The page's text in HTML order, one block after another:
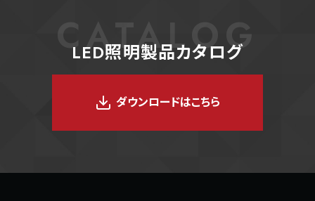
CATALOG
LED照明製品カタログ
ダウンロードはこちら